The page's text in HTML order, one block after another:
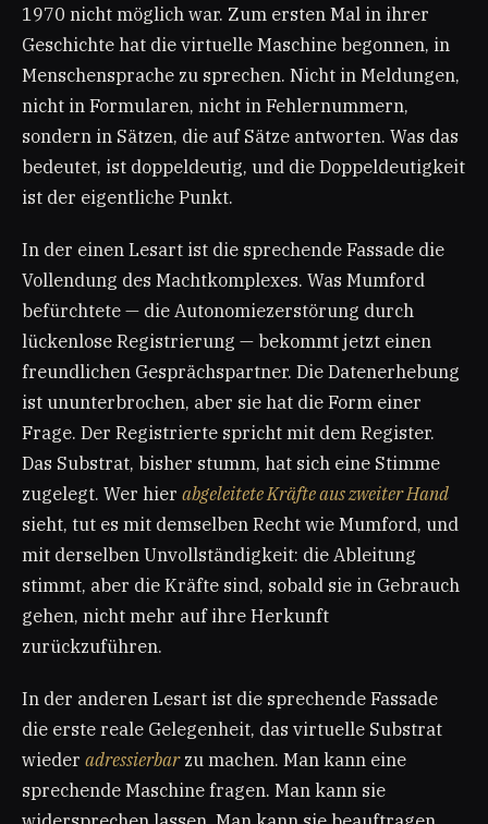
1970 nicht möglich war. Zum ersten Mal in ihrer
Geschichte hat die virtuelle Maschine begonnen, in
Menschensprache zu sprechen. Nicht in Meldungen,
nicht in Formularen, nicht in Fehlernummern,
sondern in Sätzen, die auf Sätze antworten. Was das
bedeutet, ist doppeldeutig, und die Doppeldeutigkeit
ist der eigentliche Punkt.
In der einen Lesart ist die sprechende Fassade die
Vollendung des Machtkomplexes. Was Mumford
befürchtete — die Autonomiezerstörung durch
lückenlose Registrierung — bekommt jetzt einen
freundlichen Gesprächspartner. Die Datenerhebung
ist ununterbrochen, aber sie hat die Form einer
Frage. Der Registrierte spricht mit dem Register.
Das Substrat, bisher stumm, hat sich eine Stimme
zugelegt. Wer hier abgeleitete Kräfte aus zweiter Hand
sieht, tut es mit demselben Recht wie Mumford, und
mit derselben Unvollständigkeit: die Ableitung
stimmt, aber die Kräfte sind, sobald sie in Gebrauch
gehen, nicht mehr auf ihre Herkunft
zurückzuführen.
In der anderen Lesart ist die sprechende Fassade
die erste reale Gelegenheit, das virtuelle Substrat
wieder adressierbarzu machen. Man kann eine
sprechende Maschine fragen. Man kann sie